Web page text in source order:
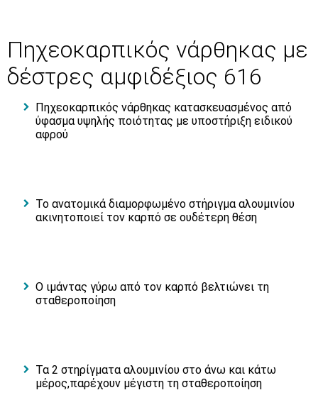
Πηχεοκαρπικός νάρθηκας με
δέστρες αμφιδέξιος 616
Πηχεοκαρπικός νάρθηκας κατασκευασμένος από
ύφασμα υψηλής ποιότητας με υποστήριξη ειδικού
αφρού
Το ανατομικά διαμορφωμένο στήριγμα αλουμινίου
ακινητοποιεί τον καρπό σε ουδέτερη θέση
Ο ιμάντας γύρω από τον καρπό βελτιώνει τη
σταθεροποίηση
Τα 2 στηρίγματα αλουμινίου στο άνω και κάτω
μέρος,παρέχουν μέγιστη τη σταθεροποίηση